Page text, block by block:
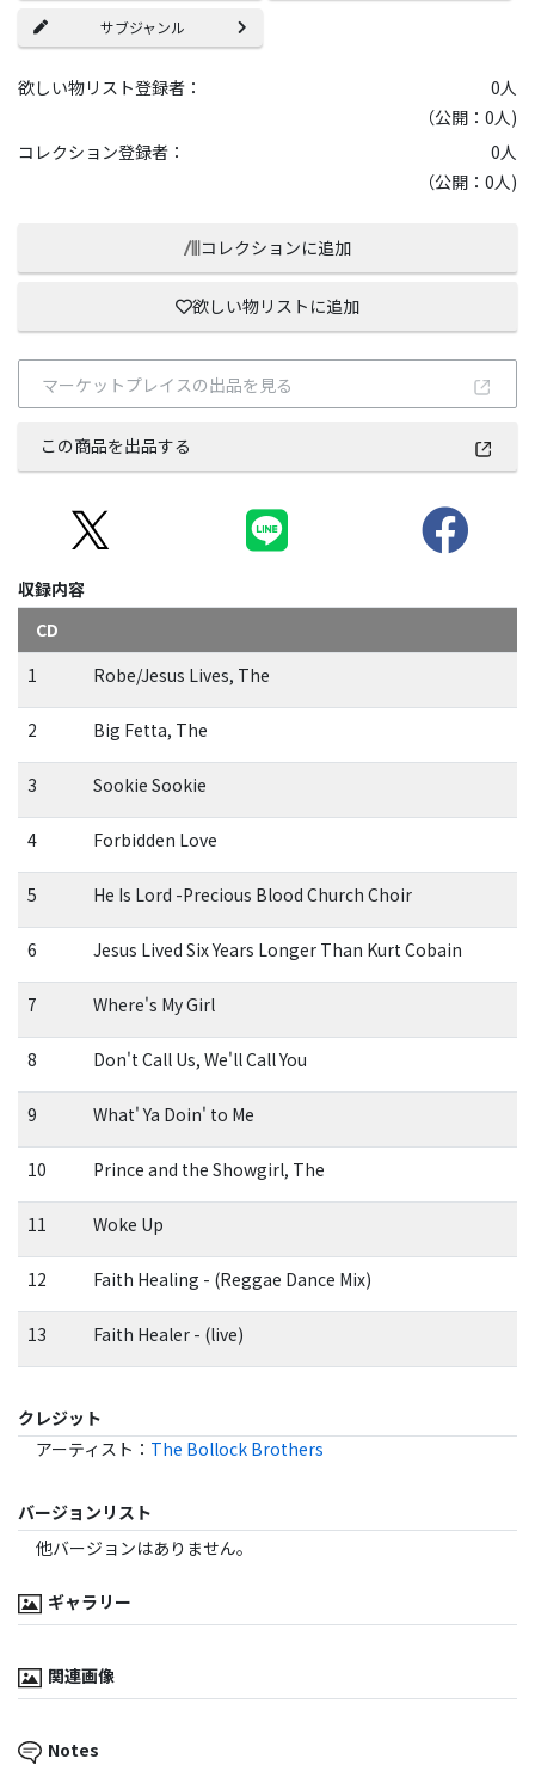
サブジャンル
欲しい物リスト登録者： 0人
（公開：0人)
コレクション登録者：
0人
（公開：0人)
コレクションに追加
欲しい物リストに追加
マーケットプレイスの出品を見る
この商品を出品する
収録内容
CD
1
Robe/Jesus Lives, The
2 Big Fetta, The
3 Sookie Sookie
4 Forbidden Love
5 He Is Lord -Precious Blood Church Choir
6 Jesus Lived Six Years Longer Than Kurt Cobain
7 Where's My Girl
8 Don't Call Us, We'll Call You
9 What' Ya Doin' to Me
10 Prince and the Showgirl, The
11 Woke Up
12 Faith Healing - (Reggae Dance Mix)
13 Faith Healer - (live)
クレジット
アーティスト ： The Bollock Brothers
バージョンリスト
他バージョンはありません。
ギャラリー
関連画像
Notes